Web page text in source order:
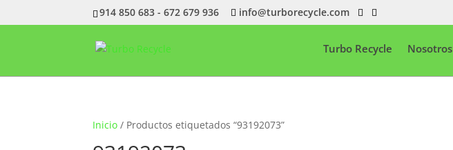
914 850 683 - 672 679 936 info@turborecycle.com
Turbo Recycle Nosotros
Inicio / Productos etiquetados “93192073”